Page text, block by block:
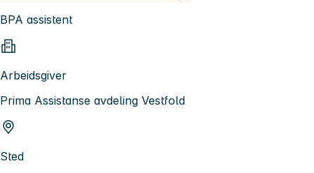
BPA assistent
Arbeidsgiver
Prima Assistanse avdeling Vestfold
Sted